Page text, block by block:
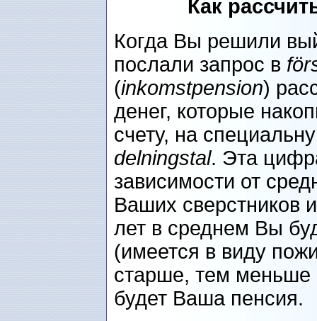
Как
Когда Вы решили
послали запрос в
(inkomstpension)
денег, которые
счету, на
delningstal. Эта
зависимости от
Ваших сверстников
лет в среднем Вы
(имеется в виду
старше, тем
будет Ваша пенсия.